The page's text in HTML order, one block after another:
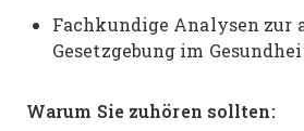
Fachkundige Analysen zur
Gesetzgebung im
Warum Sie zuhören sollten: